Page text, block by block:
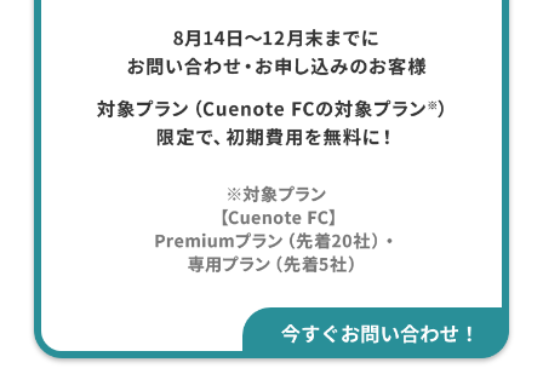
Webプッシュ通知サービス
アンケートシステム・フォーム
緊急参集・安否確認
SNSプロモーション支援事業
システム連携・効率化
セキュリティ対策
デジタルマーケティング
メール配信用語集
東京03-6820-0515 大阪06-6131-9960